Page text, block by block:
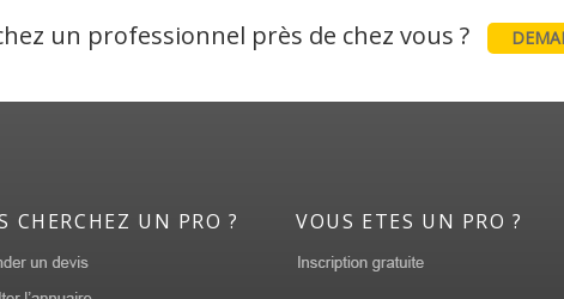
un professionnel près de chez vous ?
CHERCHEZ UN PRO ? VOUS ETES UN PRO ?